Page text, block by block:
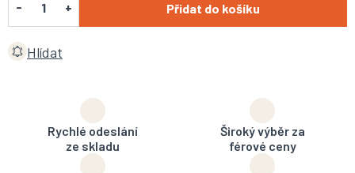
Přidat do košíku
Hlídat
Rychlé odeslání
ze skladu
Široký výběr za
férové ceny